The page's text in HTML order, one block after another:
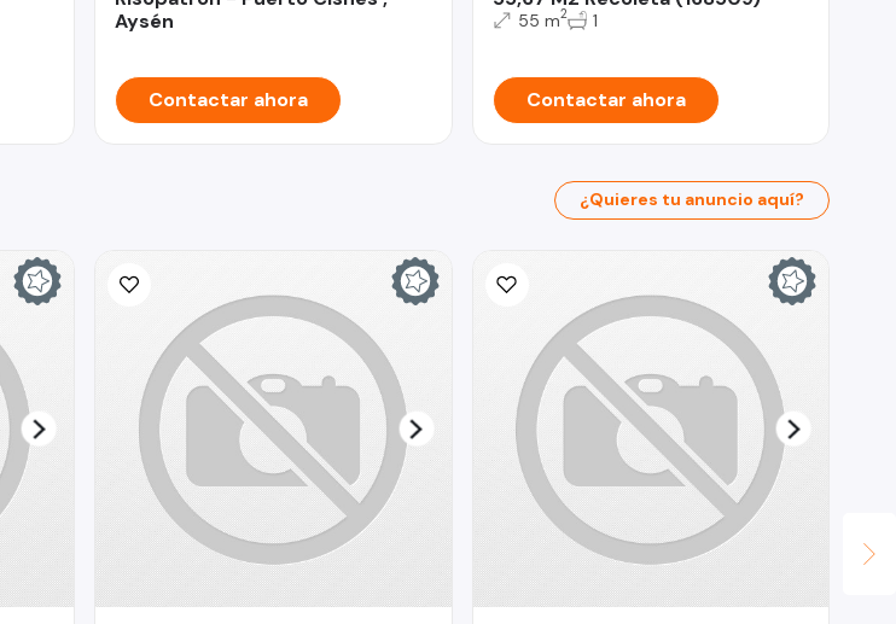
Aysén
Contactar ahora
55 m2 1
Contactar ahora
¿Quieres tu anuncio aquí?